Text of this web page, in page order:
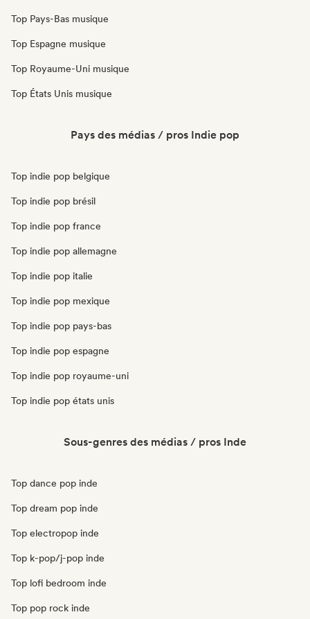
Top Pays-Bas musique
Top Espagne musique
Top Royaume-Uni musique
Top États Unis musique
Pays des médias / pros Indie pop
Top indie pop belgique
Top indie pop brésil
Top indie pop france
Top indie pop allemagne
Top indie pop italie
Top indie pop mexique
Top indie pop pays-bas
Top indie pop espagne
Top indie pop royaume-uni
Top indie pop états unis
Sous-genres des médias / pros Inde
Top dance pop inde
Top dream pop inde
Top electropop inde
Top k-pop/j-pop inde
Top lofi bedroom inde
Top pop rock inde